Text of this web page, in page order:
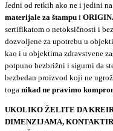
Jedni od retkih ako ne i jedini
materijale za štampu i
sertifikatom o netoksičnosti i
dozvoljene za upotrebu u
kao i u objektima zdravstvene
potpuno bezbrižni i sigurni da
bezbedan proizvod koji ne
toga nikad ne pravimo
UKOLIKO ŽELITE DA
DIMENZIJAMA,